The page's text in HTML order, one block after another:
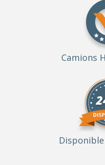
Camions
Disponible